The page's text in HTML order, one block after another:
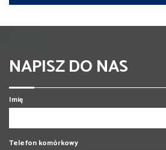
NAPISZ DO NAS
Imię
Telefon komórkowy